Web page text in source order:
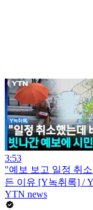
3:53
"예보 보고 일정 취
든 이유 [Y녹취록] /
YTN news